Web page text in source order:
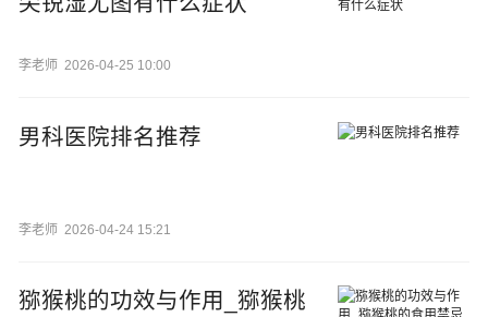
李老师 2026-04-25 10:00
男科医院排名推荐
李老师 2026-04-24 15:21
猕猴桃的功效与作用_猕猴桃